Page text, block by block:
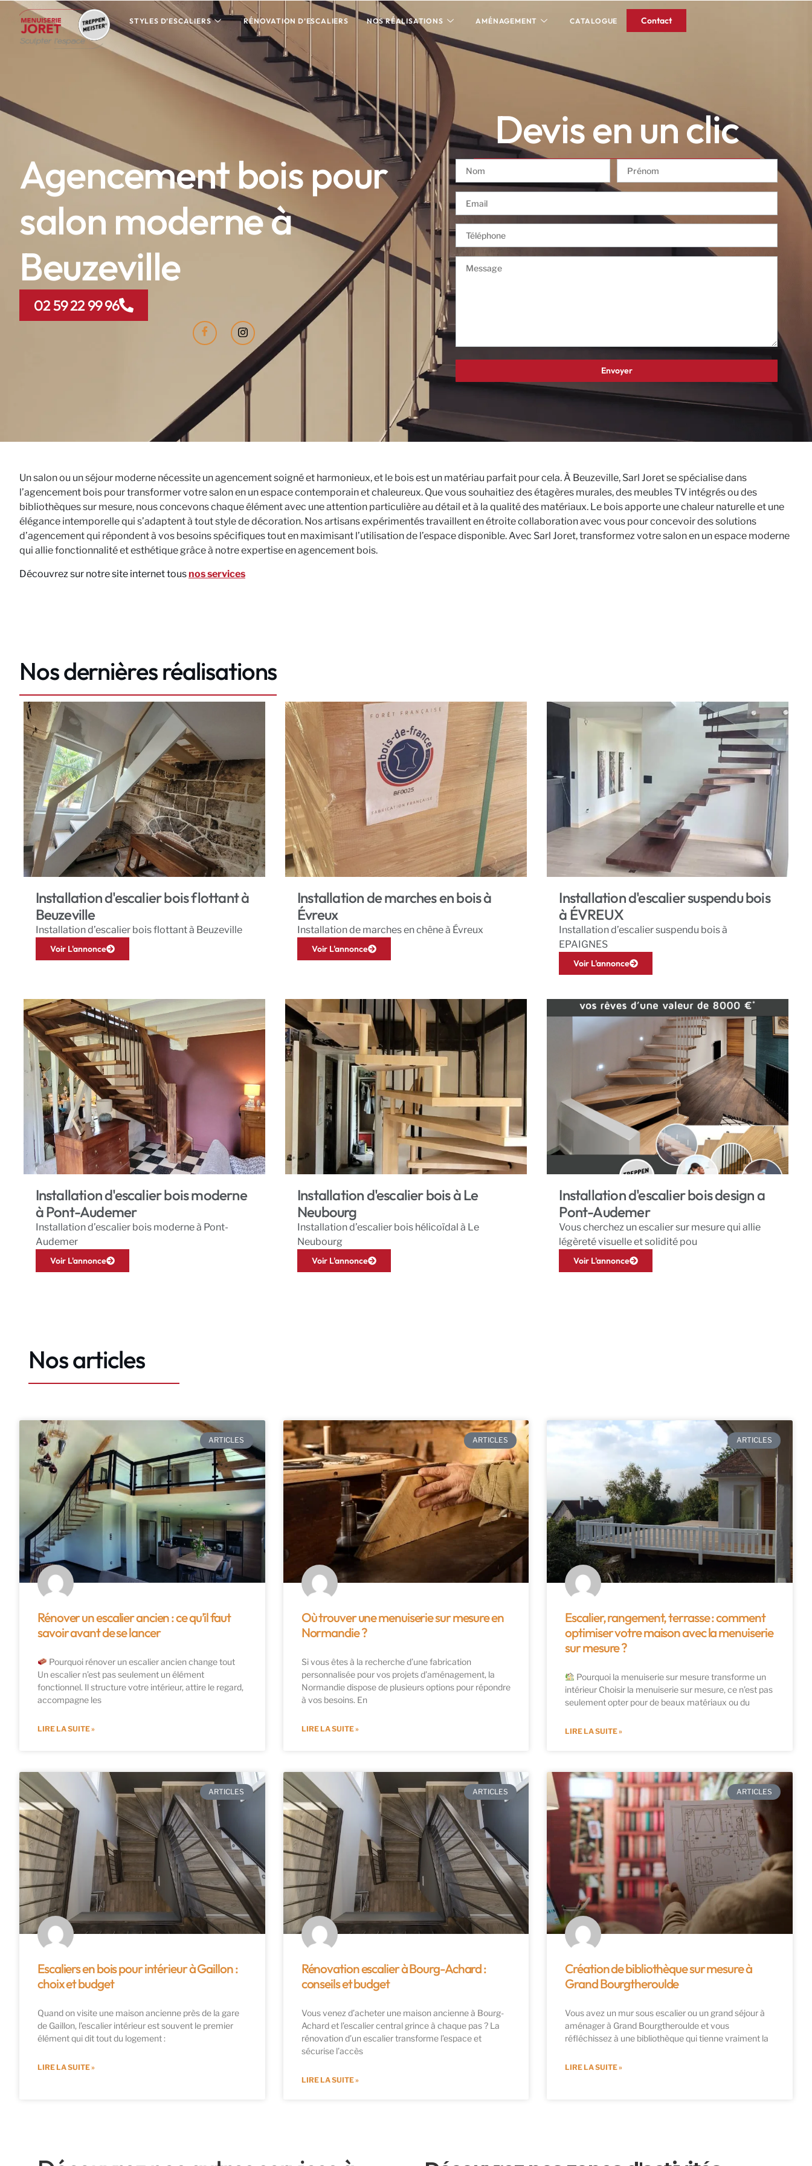
STYLES D’ESCALIERS RÉNOVATION D’ESCALIERS NOS RÉALISATIONS AMÉNAGEMENT CATALOGUE Contact
Agencement bois pour
salon moderne à
Beuzeville
02 59 22 99 96
Devis en un clic
Un salon ou un séjour moderne nécessite un agencement soigné et harmonieux, et le bois est un matériau parfait pour cela. À Beuzeville, Sarl Joret se spécialise dans
l’agencement bois pour transformer votre salon en un espace contemporain et chaleureux. Que vous souhaitiez des étagères murales, des meubles TV intégrés ou des
bibliothèques sur mesure, nous concevons chaque élément avec une attention particulière au détail et à la qualité des matériaux. Le bois apporte une chaleur naturelle et une
élégance intemporelle qui s’adaptent à tout style de décoration. Nos artisans expérimentés travaillent en étroite collaboration avec vous pour concevoir des solutions
d’agencement qui répondent à vos besoins spécifiques tout en maximisant l’utilisation de l’espace disponible. Avec Sarl Joret, transformez votre salon en un espace moderne
qui allie fonctionnalité et esthétique grâce à notre expertise en agencement bois.
Découvrez sur notre site internet tousnos services
Nos dernières réalisations
Installation d'escalier bois flottant à
Beuzeville
Installation d’escalier bois flottant à Beuzeville
Voir L'annonce
Installation de marches en bois à
Évreux
Installation de marches en chêne à Évreux
Voir L'annonce
Installation d'escalier suspendu bois
à ÉVREUX
Installation d’escalier suspendu bois à
EPAIGNES
Voir L'annonce
Installation d'escalier bois moderne
à Pont-Audemer
Installation d’escalier bois moderne à Pont-
Audemer
Voir L'annonce
Installation d'escalier bois à Le
Neubourg
Installation d’escalier bois hélicoïdal à Le
Neubourg
Voir L'annonce
Installation d'escalier bois design a
Pont-Audemer
Vous cherchez un escalier sur mesure qui allie
légèreté visuelle et solidité pou
Voir L'annonce
Nos articles
ARTICLES
Rénover un escalier ancien : ce qu’il faut
savoir avant de se lancer
Pourquoi rénover un escalier ancien change tout
Un escalier n’est pas seulement un élément
fonctionnel. Il structure votre intérieur, attire le regard,
accompagne les
LIRE LA SUITE »
ARTICLES
Où trouver une menuiserie sur mesure en
Normandie ?
Si vous êtes à la recherche d’une fabrication
personnalisée pour vos projets d’aménagement, la
Normandie dispose de plusieurs options pour répondre
à vos besoins. En
LIRE LA SUITE »
ARTICLES
Escalier, rangement, terrasse : comment
optimiser votre maison avec la menuiserie
sur mesure ?
Pourquoi la menuiserie sur mesure transforme un
intérieur Choisir la menuiserie sur mesure, ce n’est pas
seulement opter pour de beaux matériaux ou du
LIRE LA SUITE »
ARTICLES
Escaliers en bois pour intérieur à Gaillon :
choix et budget
Quand on visite une maison ancienne près de la gare
de Gaillon, l’escalier intérieur est souvent le premier
élément qui dit tout du logement :
LIRE LA SUITE »
ARTICLES
Rénovation escalier à Bourg-Achard :
conseils et budget
Vous venez d’acheter une maison ancienne à Bourg-
Achard et l’escalier central grince à chaque pas ? La
rénovation d’un escalier transforme l’espace et
sécurise l’accès
LIRE LA SUITE »
ARTICLES
Création de bibliothèque sur mesure à
Grand Bourgtheroulde
Vous avez un mur sous escalier ou un grand séjour à
aménager à Grand Bourgtheroulde et vous
réfléchissez à une bibliothèque qui tienne vraiment la
LIRE LA SUITE »